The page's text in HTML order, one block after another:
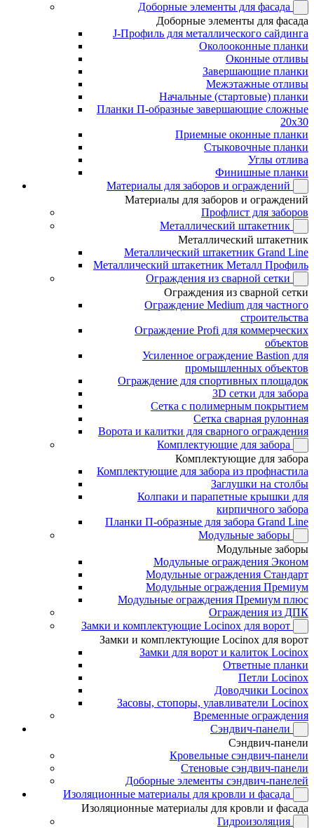
Доборные элементы для фасада
Доборные элементы для фасада
J-Профиль для металлического сайдинга
Околооконные планки
Оконные отливы
Завершающие планки
Межэтажные отливы
Начальные (стартовые) планки
Планки П-образные завершающие сложные
20x30
Приемные оконные планки
Стыковочные планки
Углы отлива
Финишные планки
Материалы для заборов и ограждений
Материалы для заборов и ограждений
Профлист для заборов
Металлический штакетник
Металлический штакетник
Металлический штакетник Grand Line
Металлический штакетник Металл Профиль
Ограждения из сварной сетки
Ограждения из сварной сетки
Ограждение Medium для частного
строительства
Ограждение Profi для коммерческих
объектов
Усиленное ограждение Bastion для
промышленных объектов
Ограждение для спортивных площадок
3D сетки для забора
Сетка с полимерным покрытием
Сетка сварная рулонная
Ворота и калитки для сварного ограждения
Комплектующие для забора
Комплектующие для забора
Комплектующие для забора из профнастила
Заглушки на столбы
Колпаки и парапетные крышки для
кирпичного забора
Планки П-образные для забора Grand Line
Модульные заборы
Модульные заборы
Модульные ограждения Эконом
Модульные ограждения Стандарт
Модульные ограждения Премиум
Модульные ограждения Премиум плюс
Ограждения из ДПК
Замки и комплектующие Locinox для ворот
Замки и комплектующие Locinox для ворот
Замки для ворот и калиток Locinox
Ответные планки
Петли Locinox
Доводчики Locinox
Засовы, стопоры, улавливатели Locinox
Временные ограждения
Сэндвич-панели
Сэндвич-панели
Кровельные сэндвич-панели
Стеновые сэндвич-панели
Доборные элементы сэндвич-панелей
Изоляционные материалы для кровли и фасада
Изоляционные материалы для кровли и фасада
Гидроизоляция